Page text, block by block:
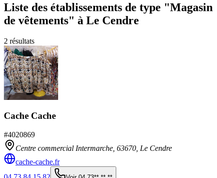
Liste des établissements de type "Magasin
de vêtements" à Le Cendre
2 résultats
Cache Cache
#4020869
Centre commercial Intermarche, 63670 Le Cendre
cache-cache.fr